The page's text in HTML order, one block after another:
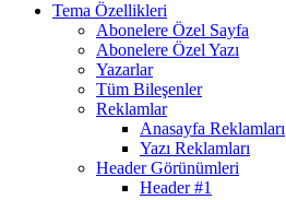
Tema Özellikleri
Abonelere Özel Sayfa
Abonelere Özel Yazı
Yazarlar
Tüm Bileşenler
Reklamlar
Anasayfa Reklamları
Yazı Reklamları
Header Görünümleri
Header #1